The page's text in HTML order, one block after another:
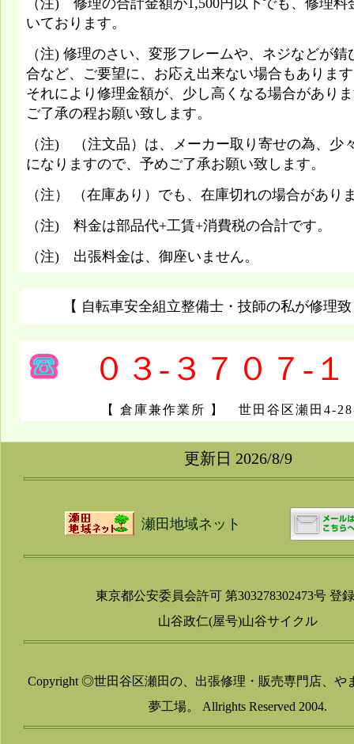
（注) 修理の合計金額が1,500円以下でも、修理料
いております。
（注) 修理のさい、変形フレームや、ネジなどが
合など、ご要望に、お応え出来ない場合もありま
それにより修理金額が、少し高くなる場合があり
ご了承の程お願い致します。
（注) （注文品）は、メーカー取り寄せの為、少
になりますので、予めご了承お願い致します。
（注） （在庫あり）でも、在庫切れの場合があり
（注) 料金は部品代+工賃+消費税の合計です。
（注) 出張料金は、御座いません。
【 自転車安全組立整備士・技師の私が修理
０３-３７０７-１
【 倉庫兼作業所 】 世田谷区瀬田4-
更新日 2026/8/9
瀬田地域ネット
東京都公安委員会許可 第303278302473号 登
山谷政仁(屋号)山谷サイクル
Copyright ◎世田谷区瀬田の、出張修理・販売専門店、や
夢工場。 Allrights Reserved 2004.